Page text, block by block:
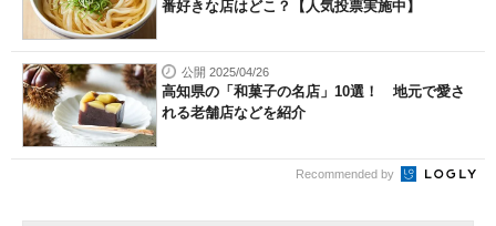
番好きな店はどこ？【人気投票実施中】
公開 2025/04/26
高知県の「和菓子の名店」10選！ 地元で愛さ
れる老舗店などを紹介
Recommended by